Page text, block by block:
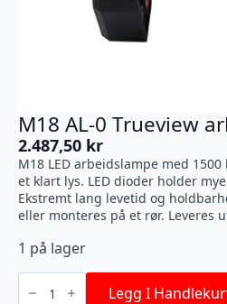
M18 AL-0 Trueview
2.487,50 kr
M18 LED arbeidslampe med
et klart lys. LED dioder holder
Ekstremt lang levetid og
eller monteres på et rør. Leveres
1 på lager
M18
AL- Legg I